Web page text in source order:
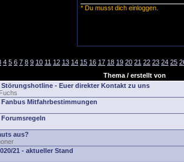
* Du musst dich einloggen.
4 5 6 7 8 9 10 11 12 13 14 15 16 17 18 19 20 21 22 23 24 25
Thema / erstellt von
Störungshotline - Euer direkter Kontakt zu uns
Fanbus Mitfahrbestimmungen
Forumsregeln
aus?
21 - aktueller Stand